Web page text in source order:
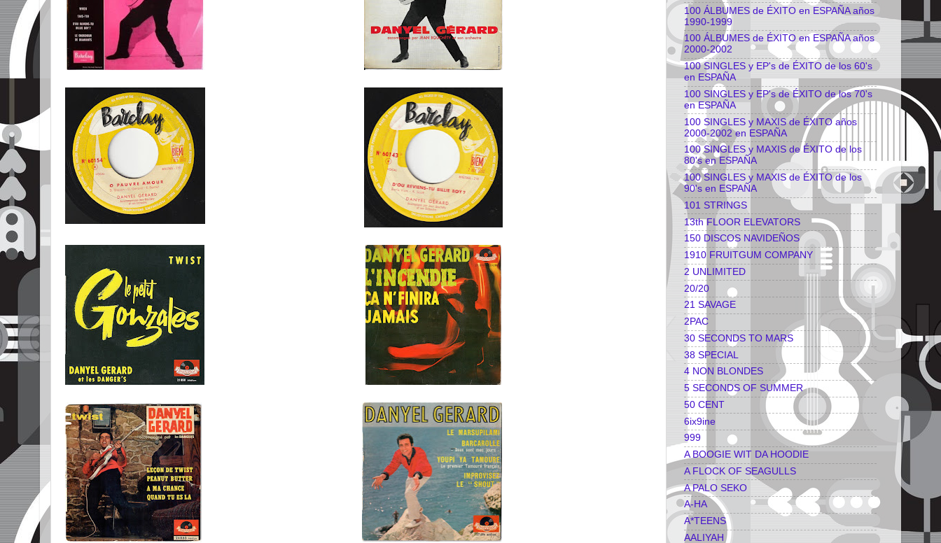
100 ÁLBUMES de ÉXITO en ESPAÑA años
1990-1999
100 ÁLBUMES de ÉXITO en ESPAÑA años
2000-2002
100 SINGLES y EP's de ÉXITO de los 60's
en ESPAÑA
100 SINGLES y EP's de ÉXITO de los 70's
en ESPAÑA
100 SINGLES y MAXIS de ÉXITO años
2000-2002 en ESPAÑA
100 SINGLES y MAXIS de ÉXITO de los
80's en ESPAÑA
100 SINGLES y MAXIS de ÉXITO de los
90's en ESPAÑA
101 STRINGS
13th FLOOR ELEVATORS
150 DISCOS NAVIDEÑOS
1910 FRUITGUM COMPANY
2 UNLIMITED
20/20
21 SAVAGE
2PAC
30 SECONDS TO MARS
38 SPECIAL
4 NON BLONDES
5 SECONDS OF SUMMER
50 CENT
6ix9ine
999
A BOOGIE WIT DA HOODIE
A FLOCK OF SEAGULLS
A PALO SEKO
A-HA
A*TEENS
AALIYAH